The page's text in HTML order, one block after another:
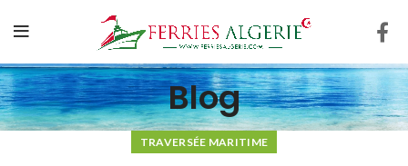
Blog
TRAVERSÉE MARITIME